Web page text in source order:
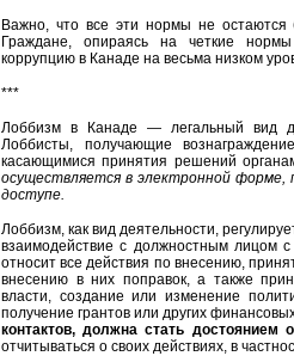
Важно, что все эти нормы не
Граждане, опираясь на четкие нормы
коррупцию в Канаде на весьма низком
***
Лоббизм в Канаде — легальный вид
Лоббисты, получающие
касающимися принятия решений
осуществляется в электронной форме,
доступе.
Лоббизм, как вид деятельности,
взаимодействие с должностным лицом
относит все действия по внесению,
внесению в них поправок, а также
власти, создание или изменение
получение грантов или других
контактов, должна стать достоянием
отчитываться о своих действиях, в